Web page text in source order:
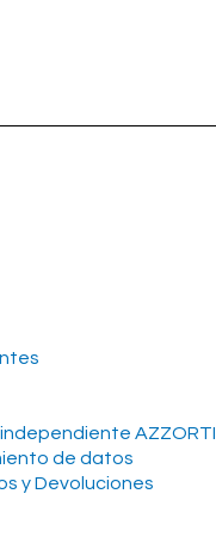
AZZORTI
de datos
y Devoluciones